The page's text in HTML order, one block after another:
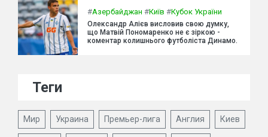
#Азербайджан #Київ #Кубок України
Олександр Алієв висловив свою думку,
що Матвій Пономаренко не є зіркою -
коментар колишнього футболіста Динамо.
Теги
Мир Украина Премьер-лига Англия Киев